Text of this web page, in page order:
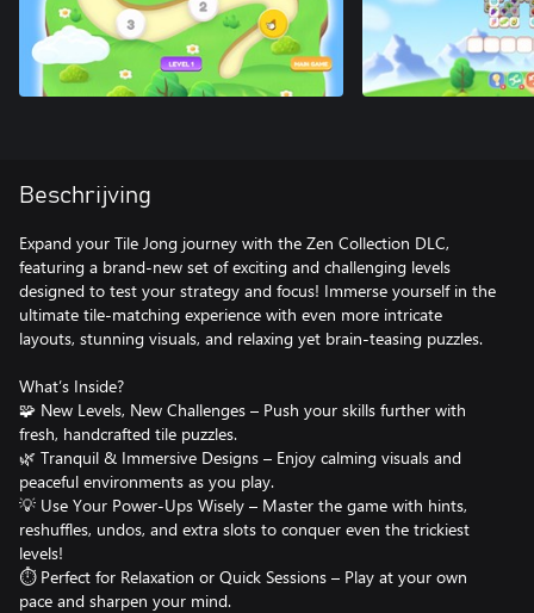
Beschrijving
Expand your Tile Jong journey with the Zen Collection DLC,
featuring a brand-new set of exciting and challenging levels
designed to test your strategy and focus! Immerse yourself in the
ultimate tile-matching experience with even more intricate
layouts, stunning visuals, and relaxing yet brain-teasing puzzles.
What’s Inside?
🧩 New Levels, New Challenges – Push your skills further with
fresh, handcrafted tile puzzles.
🌿 Tranquil & Immersive Designs – Enjoy calming visuals and
peaceful environments as you play.
💡 Use Your Power-Ups Wisely – Master the game with hints,
reshuffles, undos, and extra slots to conquer even the trickiest
levels!
⏱ Perfect for Relaxation or Quick Sessions – Play at your own
pace and sharpen your mind.